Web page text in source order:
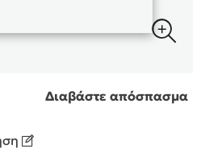
Διαβάστε απόσπασμα